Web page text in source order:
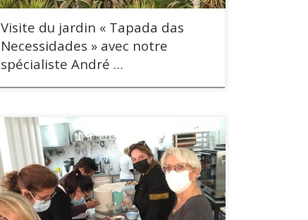
Visite du jardin « Tapada das
Necessidades » avec notre
spécialiste André …